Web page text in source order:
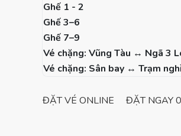
Ghế 1 - 2
Ghế 3–6
Ghế 7–9
Vé chặng: Vũng Tàu ↔ Ngã 3
Vé chặng: Sân bay ↔ Trạm
ĐẶT VÉ ONLINE ĐẶT NGAY